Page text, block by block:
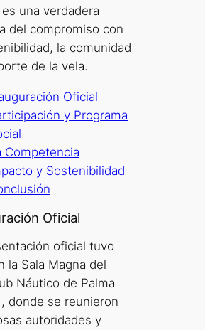
una verdadera
del compromiso con
la comunidad
de la vela.
Oficial
y Programa
Competencia
y Sostenibilidad
Oficial
oficial tuvo
la Sala Magna del
Náutico de Palma
donde se reunieron
autoridades y